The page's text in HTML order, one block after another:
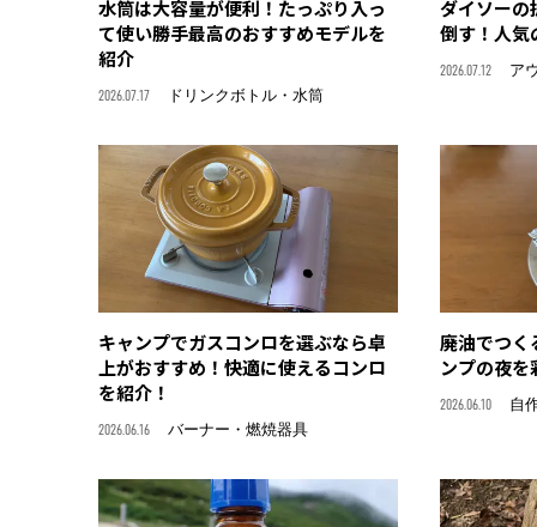
水筒は大容量が便利！たっぷり入っ
て使い勝手最高のおすすめモデルを
紹介
2026.07.17 ドリンクボトル・水筒
ダイソーの
倒す！人気
2026.07.12 ア
キャンプでガスコンロを選ぶなら卓
上がおすすめ！快適に使えるコンロ
を紹介！
2026.06.16 バーナー・燃焼器具
廃油でつく
ンプの夜を
2026.06.10 自